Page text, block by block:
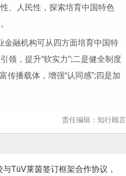
、人民性，探索培育中国特色
金融机构可从四方面培育中国特
领，提升“软实力”;二是健全制度
传播载体，增强“认同感”;四是加
责任编辑：知行顾言
TüV莱茵签订框架合作协议，